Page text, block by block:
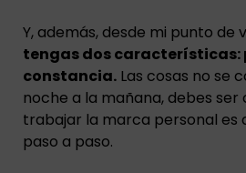
Y, además, desde mi punto de
tengas dos características:
constancia. Las cosas no se
noche a la mañana, debes ser
trabajar la marca personal es
paso a paso.